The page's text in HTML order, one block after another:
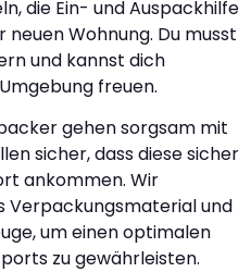
die Ein- und Auspackhilfe
Wohnung. Du musst
und kannst dich
freuen.
gehen sorgsam mit
sicher, dass diese sicher
ankommen. Wir
Verpackungsmaterial und
um einen optimalen
zu gewährleisten.